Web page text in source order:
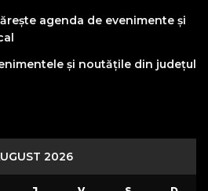
agenda de evenimente și
și noutățile din județul
2026